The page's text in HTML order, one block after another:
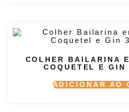
COLHER BAILARINA
COQUETEL E GIN
ADICIONAR AO